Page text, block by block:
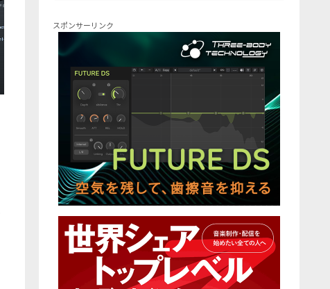
スポンサーリンク